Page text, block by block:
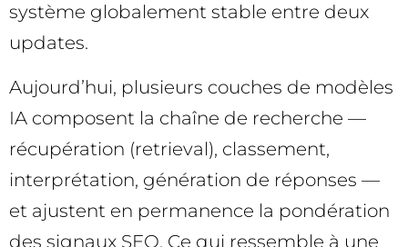
système globalement stable entre deux
updates.
Aujourd’hui, plusieurs couches de modèles
IA composent la chaîne de recherche —
récupération (retrieval), classement,
interprétation, génération de réponses —
et ajustent en permanence la pondération
des signaux SEO. Ce qui ressemble à une